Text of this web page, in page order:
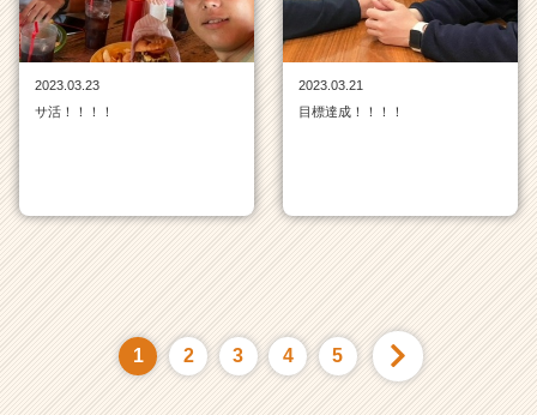
2023.03.23
サ活！！！！
2023.03.21
目標達成！！！！
1 2 3 4 5